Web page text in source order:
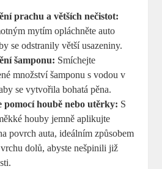
prachu a větších nečistot:
mytím opláchněte auto
se odstranily větší usazeniny.
šamponu: Smíchejte
množství šamponu s vodou v
se vytvořila bohatá pěna.
pomocí houbě nebo utěrky: S
houby jemně aplikujte
povrch auta, ideálním způsobem
dolů, abyste nešpinili již